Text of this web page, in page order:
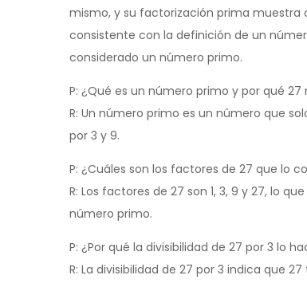
mismo, y su factorización prima muestra
consistente con la definición de un
considerado un número primo.
P: ¿Qué es un número primo y por qué 27
R: Un número primo es un número que
por 3 y 9.
P: ¿Cuáles son los factores de 27 que lo
R: Los factores de 27 son 1, 3, 9 y 27, lo
número primo.
P: ¿Por qué la divisibilidad de 27 por 3 lo
R: La divisibilidad de 27 por 3 indica que